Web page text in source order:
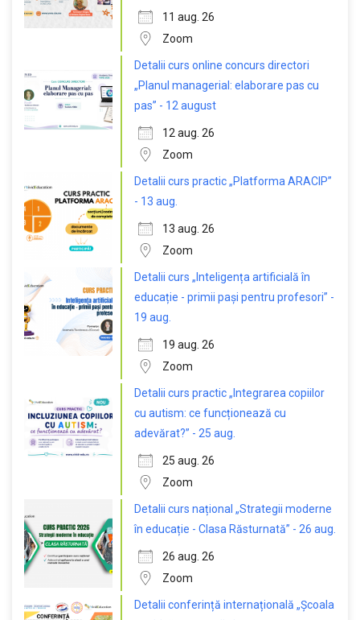
11 aug. 26
Zoom
Detalii curs online concurs directori
„Planul managerial: elaborare pas cu
pas” - 12 august
12 aug. 26
Zoom
Detalii curs practic „Platforma ARACIP”
- 13 aug.
13 aug. 26
Zoom
Detalii curs „Inteligența artificială în
educație - primii pași pentru profesori” -
19 aug.
19 aug. 26
Zoom
Detalii curs practic „Integrarea copiilor
cu autism: ce funcționează cu
adevărat?” - 25 aug.
25 aug. 26
Zoom
Detalii curs național „Strategii moderne
în educație - Clasa Răsturnată” - 26 aug.
26 aug. 26
Zoom
Detalii conferință internațională „Școala